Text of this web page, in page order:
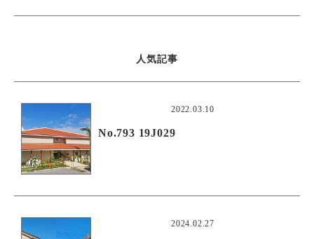
人気記事
2022.03.10
No.793 19J029
2024.02.27